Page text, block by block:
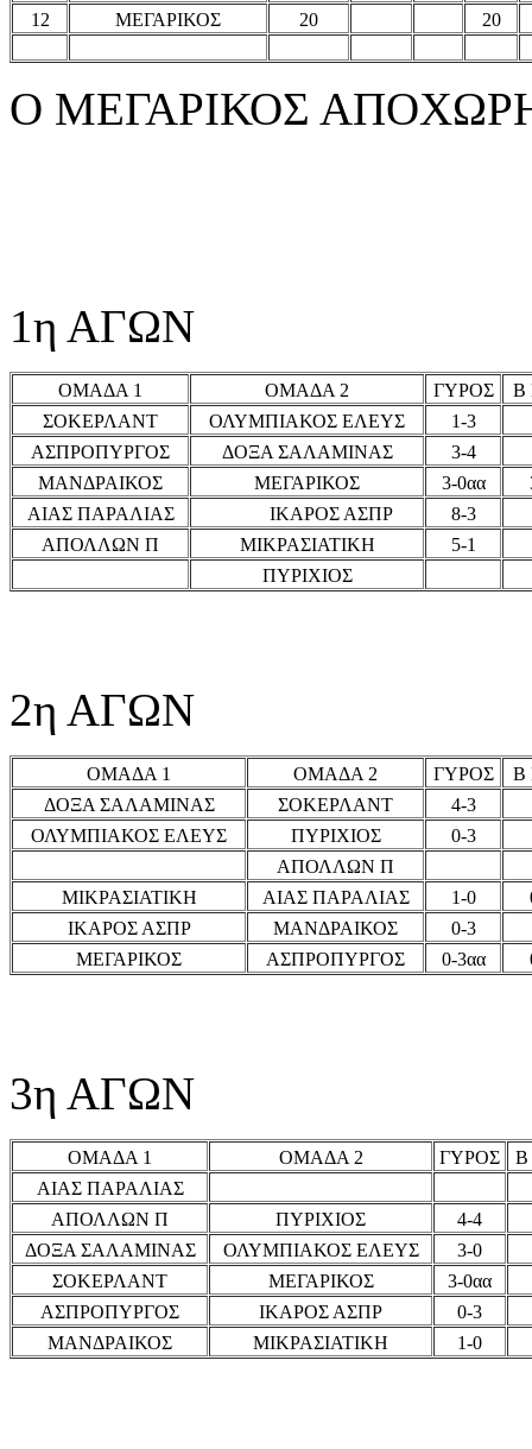
12
ΜΕΓΑΡΙΚΟΣ 20 20
Ο ΜΕΓΑΡΙΚΟΣ
1η ΑΓΩΝ
ΟΜΑΔΑ 1 ΟΜΑΔΑ 2 ΓΥΡΟΣ
Β
ΣΟΚΕΡΛΑΝΤ
ΟΛΥΜΠΙΑΚΟΣ ΕΛΕΥΣ
1-3
ΑΣΠΡΟΠΥΡΓΟΣ
ΔΟΞΑ ΣΑΛΑΜΙΝΑΣ
3-4
ΜΑΝΔΡΑΙΚΟΣ
ΜΕΓΑΡΙΚΟΣ 3-0αα
ΑΙΑΣ ΠΑΡΑΛΙΑΣ
ΙΚΑΡΟΣ ΑΣΠΡ
8-3
ΑΠΟΛΛΩΝ Π
ΜΙΚΡΑΣΙΑΤΙΚΗ
5-1
ΠΥΡΙΧΙΟΣ
2η ΑΓΩΝ
ΟΜΑΔΑ 1 ΟΜΑΔΑ 2 ΓΥΡΟΣ
Β
ΔΟΞΑ ΣΑΛΑΜΙΝΑΣ
ΣΟΚΕΡΛΑΝΤ
4-3
ΟΛΥΜΠΙΑΚΟΣ ΕΛΕΥΣ
ΠΥΡΙΧΙΟΣ
0-3
ΑΠΟΛΛΩΝ Π
ΜΙΚΡΑΣΙΑΤΙΚΗ
ΑΙΑΣ ΠΑΡΑΛΙΑΣ 1-0
ΙΚΑΡΟΣ ΑΣΠΡ
ΜΑΝΔΡΑΙΚΟΣ
0-3
ΜΕΓΑΡΙΚΟΣ
ΑΣΠΡΟΠΥΡΓΟΣ 0-3αα
3η ΑΓΩΝ
ΟΜΑΔΑ 1 ΟΜΑΔΑ 2 ΓΥΡΟΣ
Β
ΑΙΑΣ ΠΑΡΑΛΙΑΣ
ΑΠΟΛΛΩΝ Π
ΠΥΡΙΧΙΟΣ
4-4
ΔΟΞΑ ΣΑΛΑΜΙΝΑΣ
ΟΛΥΜΠΙΑΚΟΣ ΕΛΕΥΣ
3-0
ΣΟΚΕΡΛΑΝΤ
ΜΕΓΑΡΙΚΟΣ
3-0αα
ΑΣΠΡΟΠΥΡΓΟΣ
ΙΚΑΡΟΣ ΑΣΠΡ
0-3
ΜΑΝΔΡΑΙΚΟΣ
ΜΙΚΡΑΣΙΑΤΙΚΗ 1-0